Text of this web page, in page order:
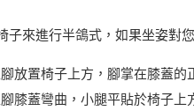
子來進行半鴿式，如果坐姿對
放置椅子上方，腳掌在膝蓋的
膝蓋彎曲，小腿平貼於椅子上